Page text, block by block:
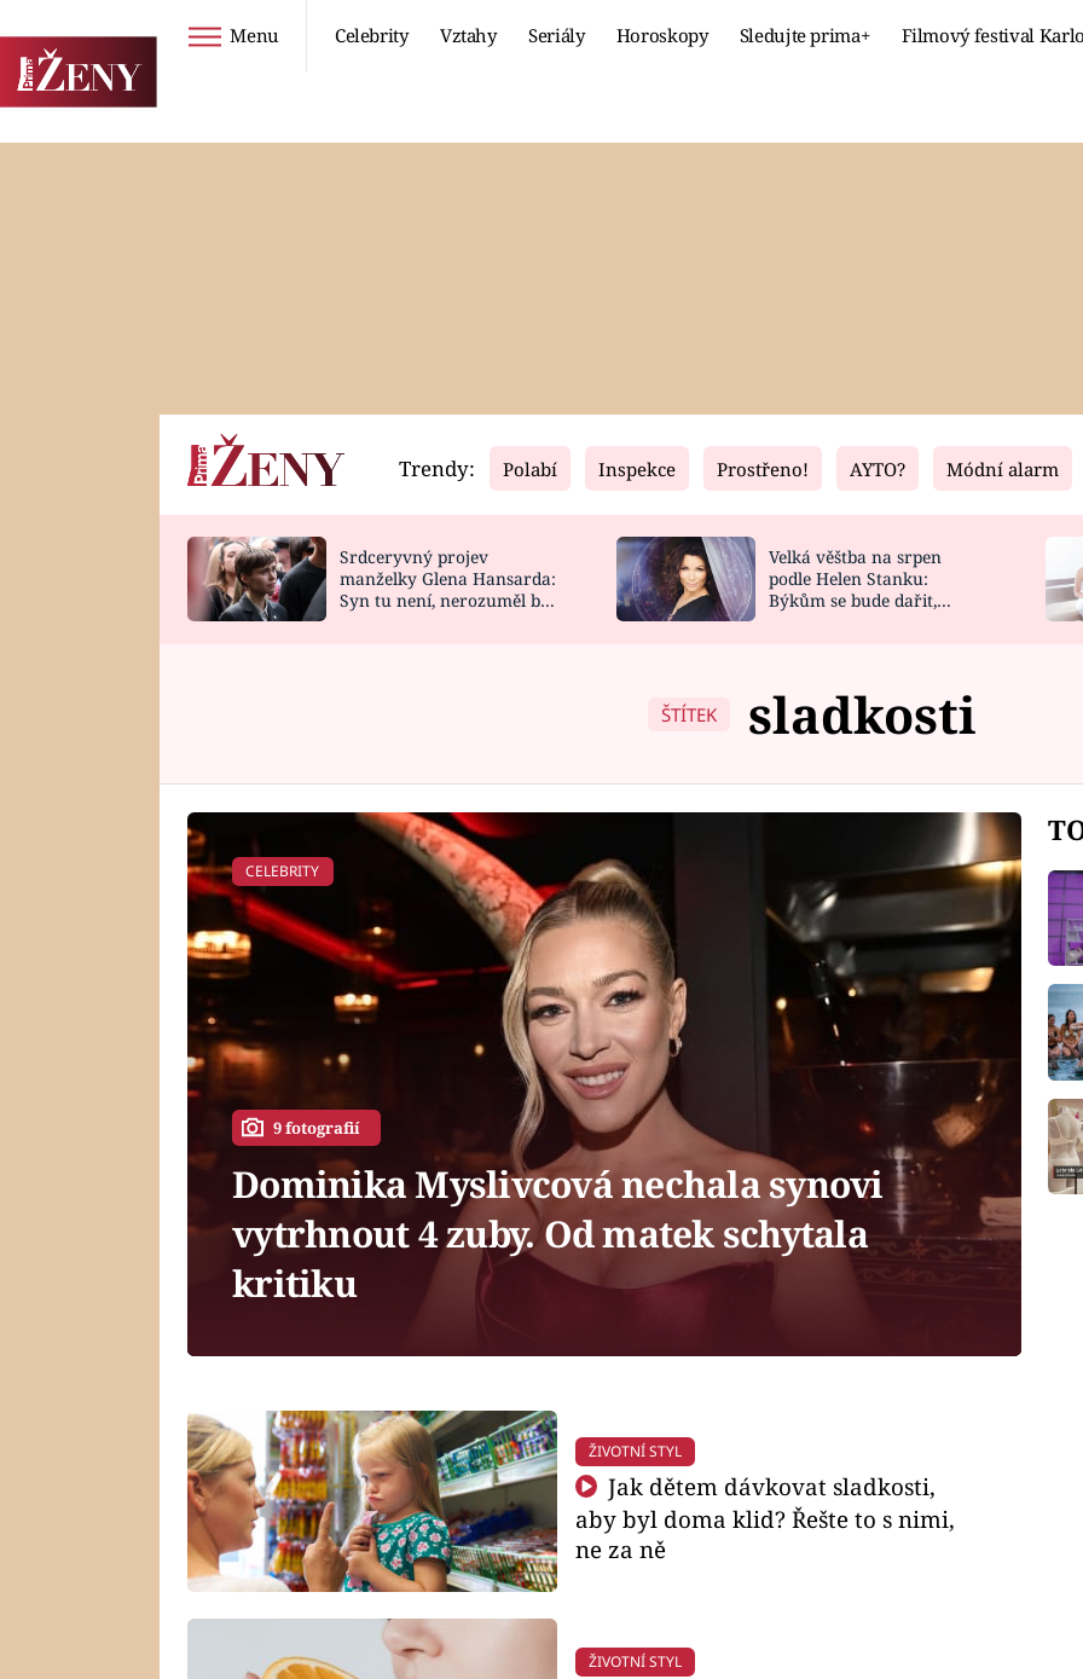
Menu Celebrity Vztahy Seriály Horoskopy Sledujte prima+ Filmový festival
Horoskopy
HOROSKOP NA
Video
CELEBRITY
VAŘENÍ
Fresh
NOVINKY
VIDEORECEPTY
Living
DESIGN
Trendy: Polabí Inspekce Prostřeno! AYTO? Módní alarm
Srdceryvný projev
manželky Glena Hansarda:
Syn tu není, nerozuměl by
Velká věštba na srpen
podle Helen Stanku:
Býkům se bude dařit,
ŠTÍTEK sladkosti
CELEBRITY
9 fotografií
Dominika Myslivcová nechala synovi
vytrhnout 4 zuby. Od matek schytala
kritiku
ŽIVOTNÍ STYL
Jak dětem dávkovat sladkosti,
aby byl doma klid? Řešte to s nimi,
ne za ně
ŽIVOTNÍ STYL